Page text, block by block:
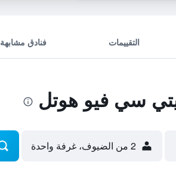
التقييمات فنادق مشابهة
سي فيو هوتل
2 من الضيوف، غرفة واحدة